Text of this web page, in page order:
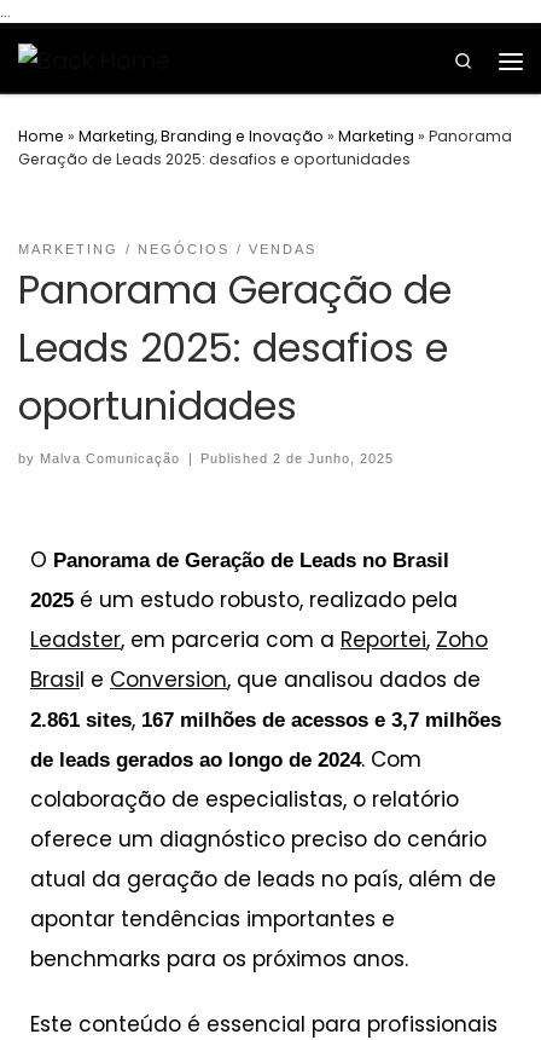
...
Search
Home » Marketing, Branding e Inovação » Marketing » Panorama
Geração de Leads 2025: desafios e oportunidades
MARKETING NEGÓCIOS VENDAS
Panorama Geração de
Leads 2025: desafios e
oportunidades
by Malva Comunicação Published2 de Junho, 2025
O Panorama de Geração de Leads no Brasil
2025 é um estudo robusto, realizado pela
Leadster, em parceria com a Reportei, Zoho
Brasil e Conversion, que analisou dados de
2.861 sites, 167 milhões de acessos e 3,7 milhões
de leads gerados ao longo de 2024. Com
colaboração de especialistas, o relatório
oferece um diagnóstico preciso do cenário
atual da geração de leads no país, além de
apontar tendências importantes e
benchmarks para os próximos anos.
Este conteúdo é essencial para profissionais